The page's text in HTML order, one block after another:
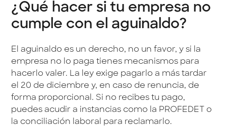
¿Qué hacer si tu empresa no
cumple con el aguinaldo?
El aguinaldo es un derecho, no un favor, y si la
empresa no lo paga tienes mecanismos para
hacerlo valer. La ley exige pagarlo a más tardar
el 20 de diciembre y, en caso de renuncia, de
forma proporcional. Si no recibes tu pago,
puedes acudir a instancias como la PROFEDET o
la conciliación laboral para reclamarlo.